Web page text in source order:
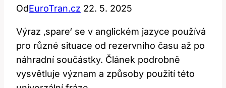
OdEuroTran.cz 22. 5. 2025
Výraz ‚spare‘ se v anglickém jazyce používá
pro různé situace od rezervního času až po
náhradní součástky. Článek podrobně
vysvětluje význam a způsoby použití této